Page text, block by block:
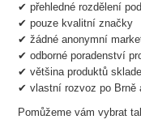
✔ přehledné rozdělení
✔ pouze kvalitní značky
✔ žádné anonymní
✔ odborné poradenství
✔ většina produktů
✔ vlastní rozvoz po Brně
Pomůžeme vám vybrat